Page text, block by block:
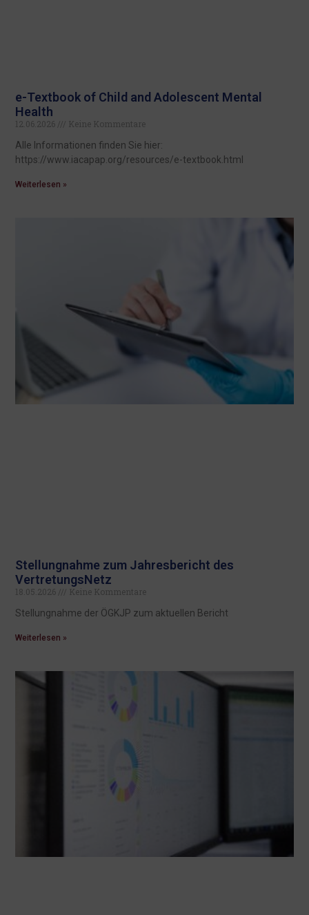
e-Textbook of Child and Adolescent Mental
Health
12.06.2026
Keine Kommentare
Alle Informationen finden Sie hier:
https://www.iacapap.org/resources/e-textbook.html
Weiterlesen »
Stellungnahme zum Jahresbericht des
VertretungsNetz
18.05.2026
Keine Kommentare
Stellungnahme der ÖGKJP zum aktuellen Bericht
Weiterlesen »